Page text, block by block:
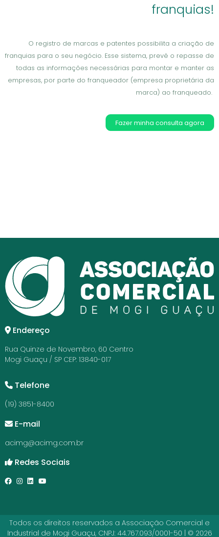
franquias!
O registro de marcas e patentes possibilita a criação de
franquias para o seu negócio. Esse sistema, prevê o repasse de
todas as informações necessárias para montar e manter as
empresas, por parte do franqueador (empresa proprietária da
marca) ao franqueado.
Fazer minha consulta agora
Endereço
Rua Quinze de Novembro, 60 Centro
Mogi Guaçu / SP CEP: 13840-017
Telefone
(19) 3851-8400
E-mail
acimg@acimg.com.br
Redes Sociais
Todos os direitos reservados a Associação Comercial e
Industrial de Mogi Guaçu, CNPJ: 44.767.093/0001-50 | © 2026